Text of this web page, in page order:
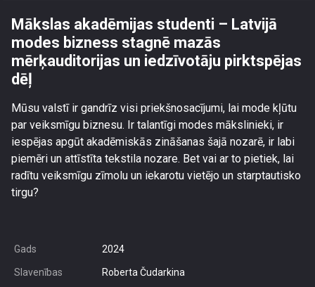
Mākslas akadēmijas studenti – Latvijā
modes bizness stagnē mazās
mērķauditorijas un iedzīvotāju pirktspējas
dēļ
Mūsu valstī ir gandrīz visi priekšnosacījumi, lai mode kļūtu
par veiksmīgu biznesu. Ir talantīgi modes mākslinieki, ir
iespējas apgūt akadēmiskās zināšanas šajā nozarē, ir labi
piemēri un attīstīta tekstila nozare. Bet vai ar to pietiek, lai
radītu veiksmīgu zīmolu un iekarotu vietējo un starptautisko
tirgu?
Gads 2024
Slavenības Roberta Čudarkina